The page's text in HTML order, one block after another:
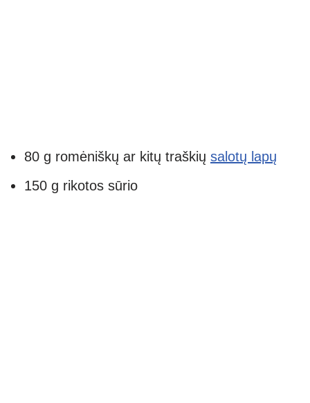
80 g romėniškų ar kitų traškių salotų lapų
150 g rikotos sūrio